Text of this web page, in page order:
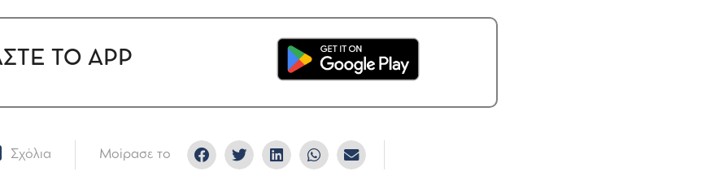
ΤΟ APP
Σχόλια Μοίρασε το